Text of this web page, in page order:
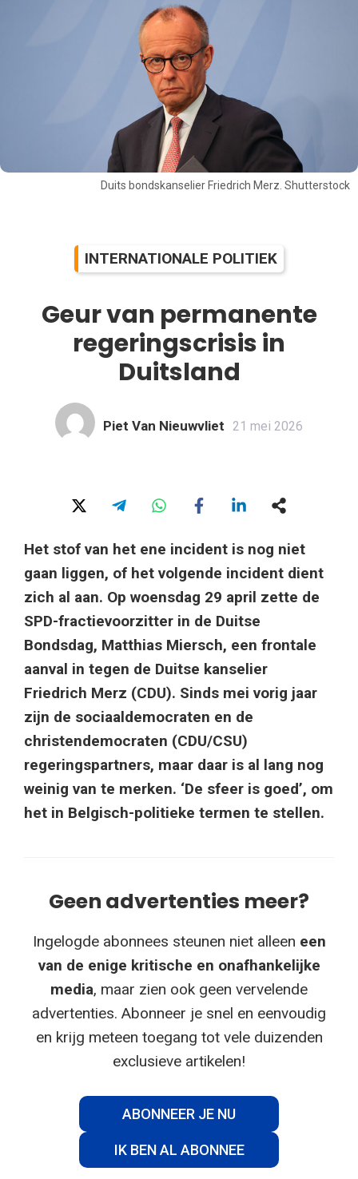
Duits bondskanselier Friedrich Merz. Shutterstock
INTERNATIONALE POLITIEK
Geur van permanente
regeringscrisis in
Duitsland
Piet Van Nieuwvliet 21 mei 2026
Het stof van het ene incident is nog niet
gaan liggen, of het volgende incident dient
zich al aan. Op woensdag 29 april zette de
SPD-fractievoorzitter in de Duitse
Bondsdag, Matthias Miersch, een frontale
aanval in tegen de Duitse kanselier
Friedrich Merz (CDU). Sinds mei vorig jaar
zijn de sociaaldemocraten en de
christendemocraten (CDU/CSU)
regeringspartners, maar daar is al lang nog
weinig van te merken. ‘De sfeer is goed’, om
het in Belgisch-politieke termen te stellen.
Geen advertenties meer?
Ingelogde abonnees steunen niet alleen een
van de enige kritische en onafhankelijke
media, maar zien ook geen vervelende
advertenties. Abonneer je snel en eenvoudig
en krijg meteen toegang tot vele duizenden
exclusieve artikelen!
ABONNEER JE NU
IK BEN AL ABONNEE